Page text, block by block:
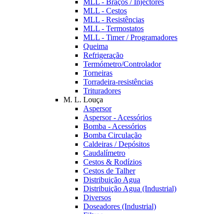
MLL - Braços / Injectores
MLL - Cestos
MLL - Resistências
MLL - Termostatos
MLL - Timer / Programadores
Queima
Refrigeração
Termómetro/Controlador
Torneiras
Torradeira-resistências
Trituradores
M. L. Louça
Aspersor
Aspersor - Acessórios
Bomba - Acessórios
Bomba Circulação
Caldeiras / Depósitos
Caudalímetro
Cestos & Rodízios
Cestos de Talher
Distribuição Agua
Distribuição Agua (Industrial)
Diversos
Doseadores (Industrial)